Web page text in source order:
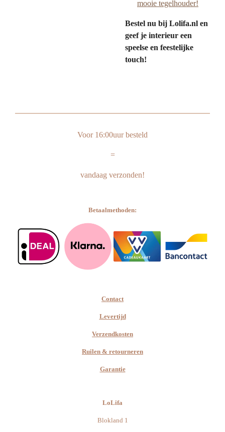
mooie tegelhouder!
Bestel nu bij Lolifa.nl en
geef je interieur een
speelse en feestelijke
touch!
Voor 16:00uur besteld
=
vandaag verzonden!
Betaalmethoden:
Contact
Levertijd
Verzendkosten
Ruilen & retourneren
Garantie
LoLifa
Blokland 1